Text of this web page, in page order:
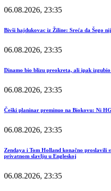
06.08.2026, 23:35
Bivši hajdukovac iz Žiline: Sreća da Šego
06.08.2026, 23:35
Dinamo bio blizu preokreta, ali ipak
06.08.2026, 23:35
Češki planinar preminuo na Biokovu: Ni
06.08.2026, 23:35
Zendaya i Tom Holland konačno proslavili
privatnom slavlju u Engleskoj
06.08.2026, 23:35